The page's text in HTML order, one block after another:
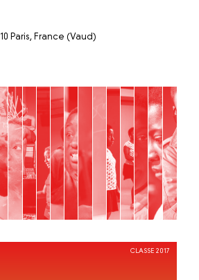
Paris, France (Vaud)
CLASSE 2017